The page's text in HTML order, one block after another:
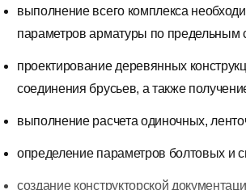
выполнение всего комплекса
параметров арматуры по предельным
проектирование деревянных
соединения брусьев, а также
выполнение расчета одиночных,
определение параметров болтовых и
создание конструкторской